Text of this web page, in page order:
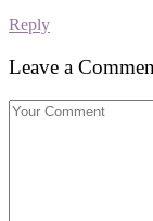
Reply
Leave a